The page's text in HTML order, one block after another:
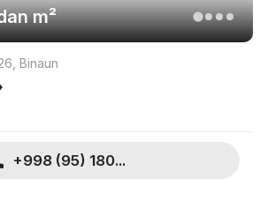
m²
Binaun
+998 (95) 180...